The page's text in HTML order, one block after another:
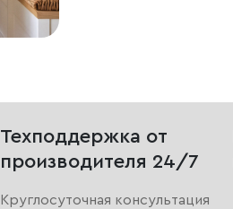
Техподдержка от
производителя 24/7
Круглосуточная консультация